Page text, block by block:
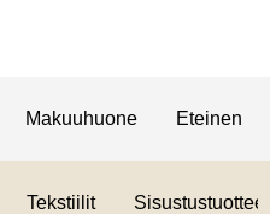
Makuuhuone Eteinen
Tekstiilit Sisustustuotteet